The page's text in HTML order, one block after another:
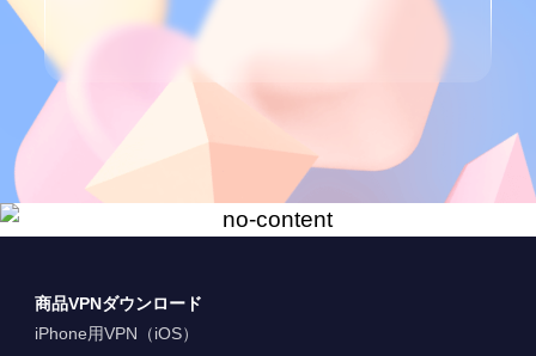
商品VPNダウンロード
iPhone用VPN（iOS）